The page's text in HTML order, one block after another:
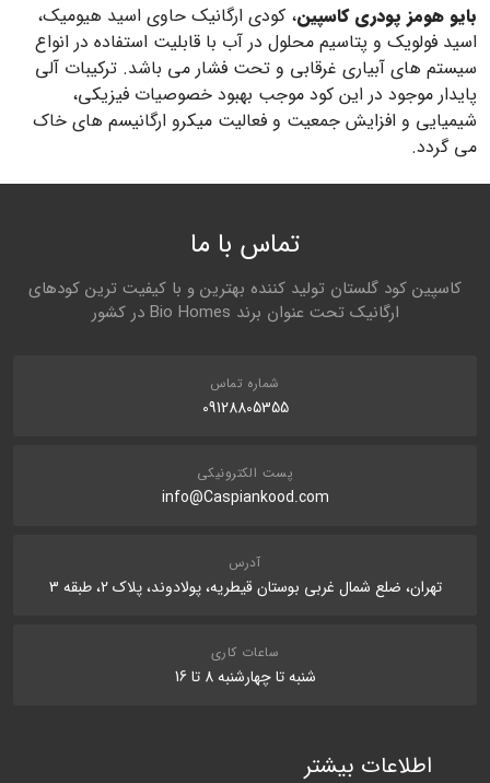
بایو هومز پودری کاسپین، کودی ارگانیک حاوی اسید هیومیک،
اسید فولویک و پتاسیم محلول در آب با قابلیت استفاده در انواع
سیستم های آبیاری غرقابی و تحت فشار می باشد. ترکیبات آلی
پایدار موجود در این کود موجب بهبود خصوصیات فیزیکی،
شیمیایی و افزایش جمعیت و فعالیت میکرو ارگانیسم های خاک
می گردد.
تماس با ما
کاسپین کود گلستان تولید کننده بهترین و با کیفیت ترین کودهای
ارگانیک تحت عنوان برند Bio Homes در کشور
شماره تماس
09128805355
پست الکترونیکی
info@Caspiankood.com
آدرس
تهران، ضلع شمال غربی بوستان قیطریه، پولادوند، پلاک 2، طبقه 3
ساعات کاری
شنبه تا چهارشنبه 8 تا 16
اطلاعات بیشتر